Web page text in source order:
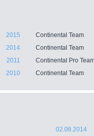
2015
Continental Team
2014
Continental Team
2011
Continental Pro
2010 Continental Team
02.08.2014